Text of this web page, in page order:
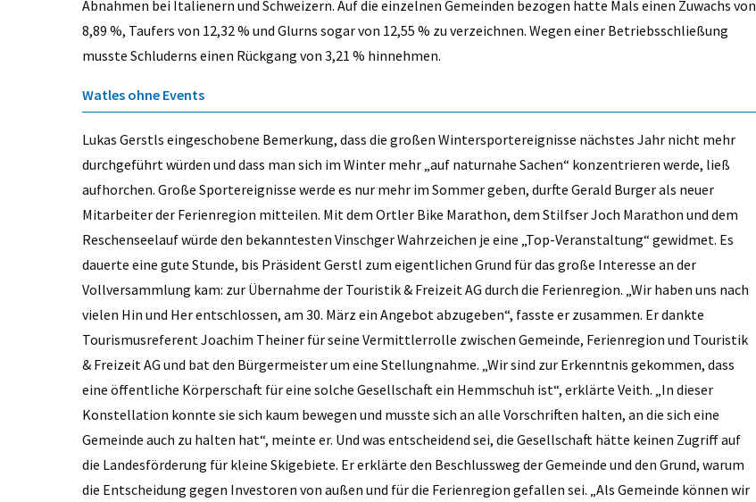
Abnahmen bei Italienern und Schweizern. Auf die einzelnen Gemeinden bezogen hatte Mals einen Zuwachs von
8,89 %, Taufers von 12,32 % und Glurns sogar von 12,55 % zu verzeichnen. Wegen einer Betriebsschließung
musste Schluderns einen Rückgang von 3,21 % hinnehmen.
Watles ohne Events
Lukas Gerstls eingescho­bene Bemerkung, dass die großen Wintersportereignisse nächstes Jahr nicht mehr
durchgeführt würden und dass man sich im Winter mehr „auf naturnahe Sachen“ konzentrieren werde, ließ
aufhorchen. Große Sportereignisse werde es nur mehr im Sommer geben, durfte Gerald Burger als neuer
Mitarbeiter der Ferien­region mitteilen. Mit dem Ortler Bike Marathon, dem Stilfser Joch Marathon und dem
Reschenseelauf würde den bekanntesten Vinschger Wahrzeichen je eine „Top-Veranstaltung“ gewidmet. Es
dauerte eine gute Stunde, bis Präsident Gerstl zum eigentlichen Grund für das große Interesse an der
Vollversammlung kam: zur Übernahme der Touristik & Freizeit AG durch die Ferienregion. „Wir haben uns nach
vielen Hin und Her entschlossen, am 30. März ein Angebot abzugeben“, fasste er zusammen. Er dankte
Tourismusreferent Joachim Theiner für seine Vermittlerrolle zwischen Gemeinde, Ferien­region und Touristik
& Freizeit AG und bat den Bürgermeister um eine Stellungnahme. „Wir sind zur Erkenntnis gekommen, dass
eine öffentliche Körperschaft für eine solche Gesellschaft ein Hemmschuh ist“, erklärte Veith. „In dieser
Konstellation konnte sie sich kaum bewegen und musste sich an alle Vorschriften halten, an die sich eine
Gemeinde auch zu halten hat“, meinte er. Und was entscheidend sei, die Gesellschaft hätte keinen Zugriff auf
die Landesförderung für kleine Skigebiete. Er erklärte den Beschlussweg der Gemeinde und den Grund, warum
die Entscheidung gegen Investoren von außen und für die Ferienregion gefallen sei. „Als Gemeinde können wir